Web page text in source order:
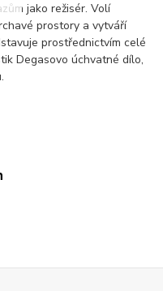
jako režisér. Volí
prostory a vytváří
prostřednictvím celé
Degasovo úchvatné dílo,